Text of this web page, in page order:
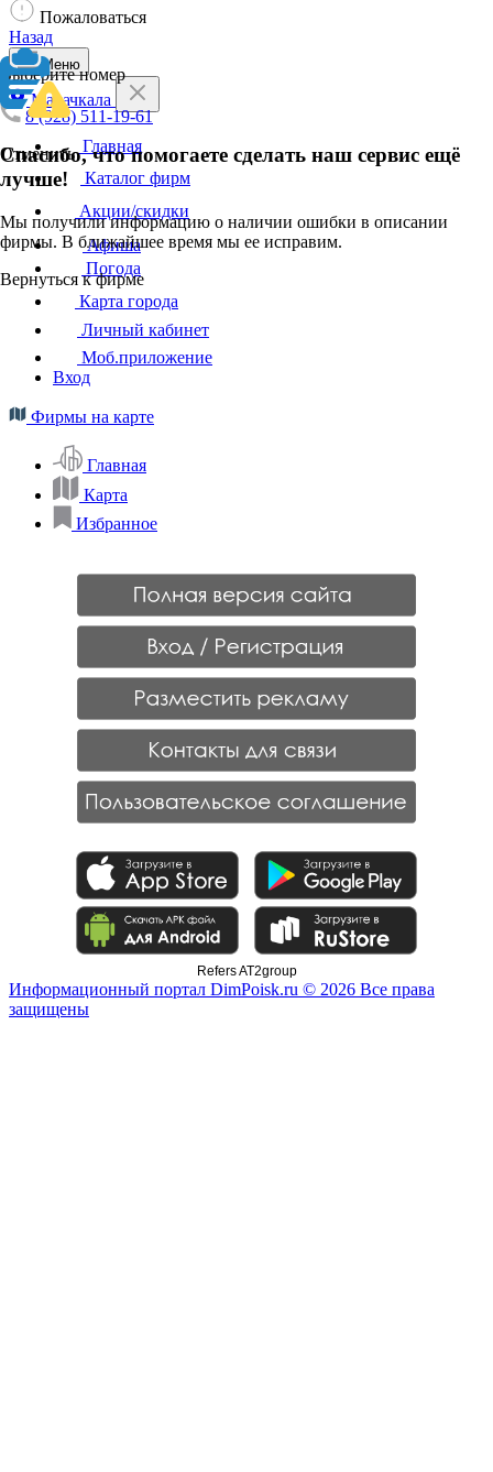
Пожаловаться
Назад
Выберите номер
8 (928) 511-19-61
Отменить
Спасибо, что помогаете сделать наш сервис ещё
лучше!
Мы получили информацию о наличии ошибки в описании
фирмы. В ближайшее время мы ее исправим.
Вернуться к фирме
Меню
Махачкала
Главная
Каталог фирм
Акции/скидки
Афиша
Погода
Карта города
Личный кабинет
Моб.приложение
Вход
Фирмы на карте
Главная
Карта
Избранное
Refers AT2group
Информационный портал DimPoisk.ru © 2026 Все права
защищены